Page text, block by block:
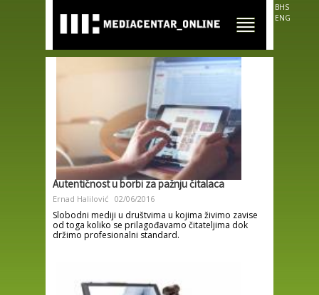
main
content
BHS
ENG
Autentičnost u borbi za pažnju čitalaca
Ernad Halilović 02/06/2016
Slobodni mediji u društvima u kojima živimo zavise
od toga koliko se prilagođavamo čitateljima dok
držimo profesionalni standard.